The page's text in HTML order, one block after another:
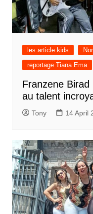
les article kids
reportage Tiana Ema
Franzene
au talent
Tony 14 April